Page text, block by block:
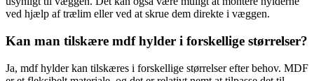
ved hjælp af trælim eller ved at skrue dem direkte i væggen.
Kan man tilskære mdf hylder i forskellige størrelser?
Ja, mdf hylder kan tilskæres i forskellige størrelser efter behov. MDF